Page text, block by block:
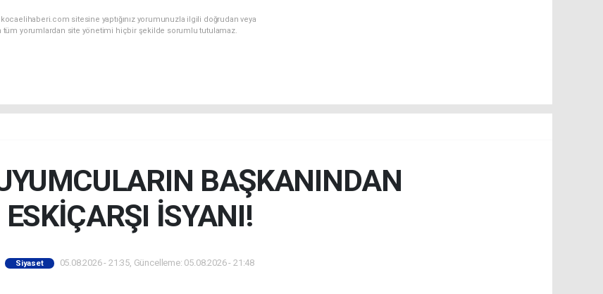
sitesine yaptığınız yorumunuzla ilgili doğrudan veya
tüm yorumlardan site yönetimi hiçbir şekilde sorumlu tutulamaz.
BAŞKANINDAN
ESKİÇARŞI İSYANI!
Siyaset 05.08.2026 - 21:35, Güncelleme: 05.08.2026 - 21:48